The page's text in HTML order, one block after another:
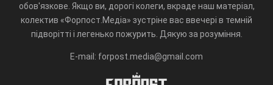
обов'язкове. Якщо ви, дорогі колеги, вкраде наш матеріал,
колектив «Форпост.Медіа» зустріне вас ввечері в темній
підворітті і легенько пожурить. Дякую за розуміння.
E-mail: forpost.media@gmail.com